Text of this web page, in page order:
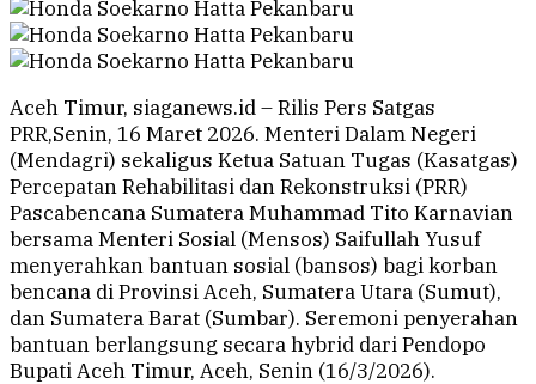
Aceh Timur, siaganews.id – Rilis Pers Satgas
PRR,Senin, 16 Maret 2026. Menteri Dalam Negeri
(Mendagri) sekaligus Ketua Satuan Tugas (Kasatgas)
Percepatan Rehabilitasi dan Rekonstruksi (PRR)
Pascabencana Sumatera Muhammad Tito Karnavian
bersama Menteri Sosial (Mensos) Saifullah Yusuf
menyerahkan bantuan sosial (bansos) bagi korban
bencana di Provinsi Aceh, Sumatera Utara (Sumut),
dan Sumatera Barat (Sumbar). Seremoni penyerahan
bantuan berlangsung secara hybrid dari Pendopo
Bupati Aceh Timur, Aceh, Senin (16/3/2026).